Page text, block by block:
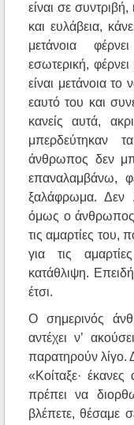
είναι σε
και ευλάβεια,
μετάνοια
εσωτερική,
είναι μετάνοια το
εαυτό του και
κανείς αυτά,
μπερδεύτηκαν
άνθρωπος δεν
επαναλαμβάνω,
ξαλάφρωμα. Δεν
όμως ο άνθρωπος
τις αμαρτίες του,
για τις
κατάθλιψη. Επειδή
έτσι.
Ο σημερινός
αντέχει ν’
παρατηρούν λίγο.
«Κοίταξε· έκανες
πρέπει να
βλέπετε, θέσαμε